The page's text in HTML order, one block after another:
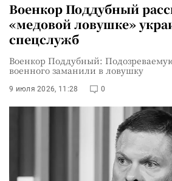
Военкор Поддубный
«медовой ловушке»
спецслужб
Военкор Поддубный:
военного заманили в ловушку
9 июля 2026, 11:28 0